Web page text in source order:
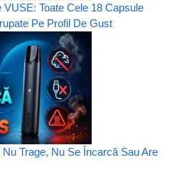
VUSE: Toate Cele 18 Capsule
Pe Profil De Gust
Trage, Nu Se Încarcă Sau Are